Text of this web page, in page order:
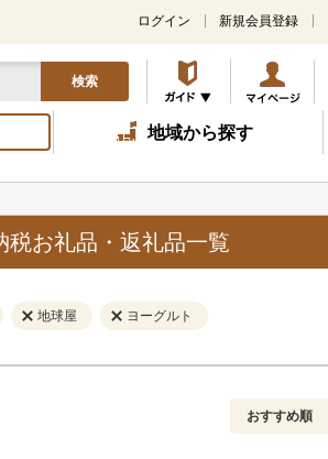
ログイン 新規会員登録
検索
地域から探す
税お礼品・返礼品一覧
地球屋 ヨーグルト
解除
おすすめ順